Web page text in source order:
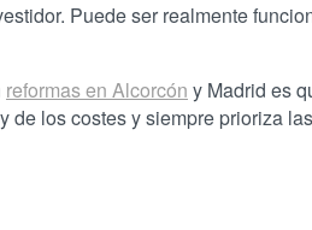
Puede ser realmente
reformas en Alcorcón y Madrid es
los costes y siempre prioriza